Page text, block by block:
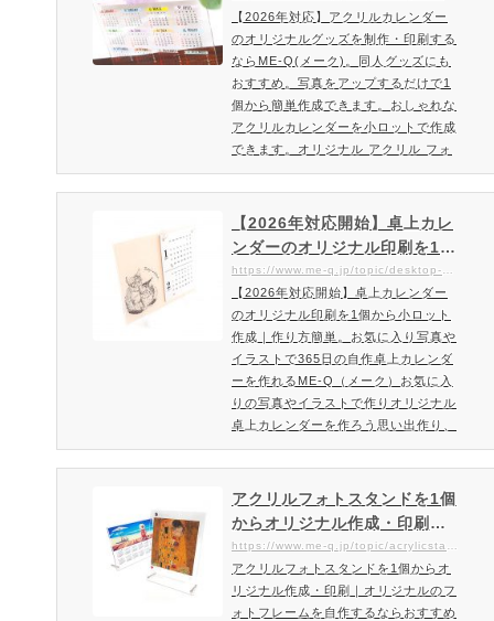
をアップするだけで1個から簡
単作成。ME-Q(メーク)
【2026年対応】アクリルカレンダー
のオリジナルグッズを制作・印刷する
ならME-Q(メーク)。同人グッズにも
おすすめ。写真をアップするだけで1
個から簡単作成できます。おしゃれな
アクリルカレンダーを小ロットで作成
できます。オリジナル アクリル フォ
トカレンダーを1個から作成お部屋の
インテリアにも最適。一年を彩るオー
ダーメイドのアクリルフォトカレンダ
ーが簡単に作成。リビングやキッチン
など場所を選ばず飾れます。高品質の
【2026年対応開始】卓上カレ
ンダーのオリジナル印刷を1個
から小ロット作成｜作り方簡
単。お気に入り写真やイラス
トで365日の自作卓上カレン
ダーを作れるME-Q（メーク）
https://www.me-q.jp/topic/desktop-calendar
【2026年対応開始】卓上カレンダー
のオリジナル印刷を1個から小ロット
作成｜作り方簡単。お気に入り写真や
イラストで365日の自作卓上カレンダ
ーを作れるME-Q（メーク）お気に入
りの写真やイラストで作りオリジナル
卓上カレンダーを作ろう思い出作り、
記念品にぴったりのアクリル製の卓上
カレンダーをオリジナル作成お気に入
りの写真やイラストで簡単に手作りで
きるオリジナル卓上カレンダー。あな
最適です。卓上カレンダーを…
アクリルフォトスタンドを1個
からオリジナル作成・印刷｜
オリジナルのフォトフレーム
を自作するならおすすめME-Q
（メーク）
https://www.me-q.jp/topic/acrylicstand
アクリルフォトスタンドを1個からオ
リジナル作成・印刷｜オリジナルのフ
ォトフレームを自作するならおすすめ